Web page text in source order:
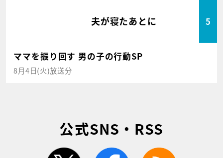
夫が寝たあとに 5
ママを振り回す 男の子の行動SP
8月4日(火)放送分
公式SNS・RSS
twitter facebook